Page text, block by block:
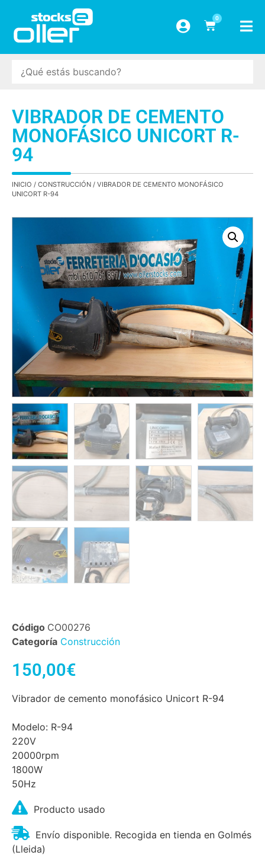
0
VIBRADOR DE CEMENTO
MONOFÁSICO UNICORT R-
94
INICIO / CONSTRUCCIÓN / VIBRADOR DE CEMENTO MONOFÁSICO
UNICORT R-94
Código CO00276
Categoría Construcción
150,00€
Vibrador de cemento monofásico Unicort R-94
Modelo: R-94
220V
20000rpm
1800W
50Hz
Producto usado
Envío disponible. Recogida en tienda en Golmés
(Lleida)